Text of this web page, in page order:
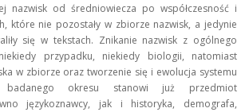
nazwisk od średniowiecza po współczesność i
które nie pozostały w zbiorze nazwisk, a jedynie
się w tekstach. Znikanie nazwisk z ogólnego
przypadku, niekiedy biologii, natomiast
w zbiorze oraz tworzenie się i ewolucja systemu
badanego okresu stanowi już przedmiot
językoznawcy, jak i historyka, demografa,